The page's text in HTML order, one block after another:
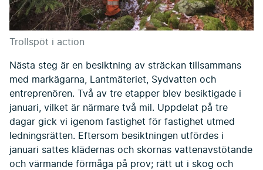
Trollspöt i action
Nästa steg är en besiktning av sträckan tillsammans
med markägarna, Lantmäteriet, Sydvatten och
entreprenören. Två av tre etapper blev besiktigade i
januari, vilket är närmare två mil. Uppdelat på tre
dagar gick vi igenom fastighet för fastighet utmed
ledningsrätten. Eftersom besiktningen utfördes i
januari sattes klädernas och skornas vattenavstötande
och värmande förmåga på prov; rätt ut i skog och